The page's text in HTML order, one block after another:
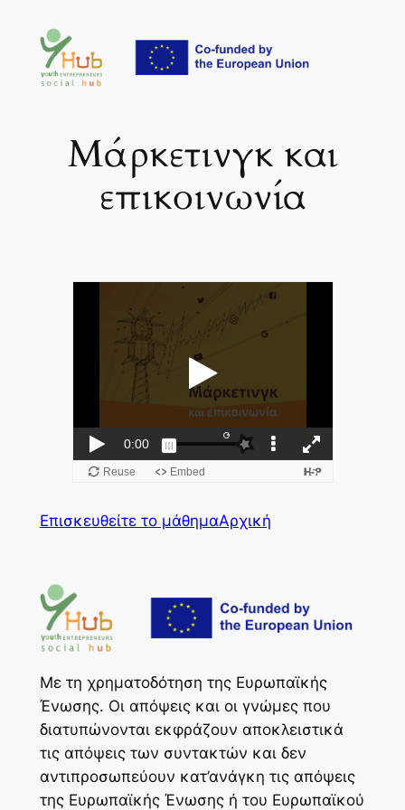
περιεχόμενο
Μάρκετινγκ και
επικοινωνία
Επισκευθείτε το μάθημαΑρχική
Με τη χρηματοδότηση της Ευρωπαϊκής
Ένωσης. Οι απόψεις και οι γνώμες που
διατυπώνονται εκφράζουν αποκλειστικά
τις απόψεις των συντακτών και δεν
αντιπροσωπεύουν κατ’ανάγκη τις απόψεις
της Ευρωπαϊκής Ένωσης ή του Ευρωπαϊκού